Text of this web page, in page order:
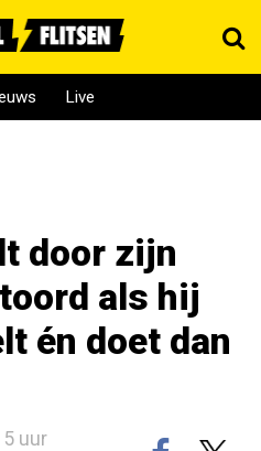
Live
door zijn
als hij
én doet dan
uur